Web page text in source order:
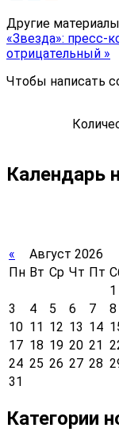
Другие
«Звезда»: пресс-
отрицательный »
Чтобы написать
Календарь
« Август 2026
Пн Вт Ср Чт Пт
1
3
4 5 6 7 8
10 11 12 13 14
17 18 19 20 21
24 25 26 27 28
31
Категории